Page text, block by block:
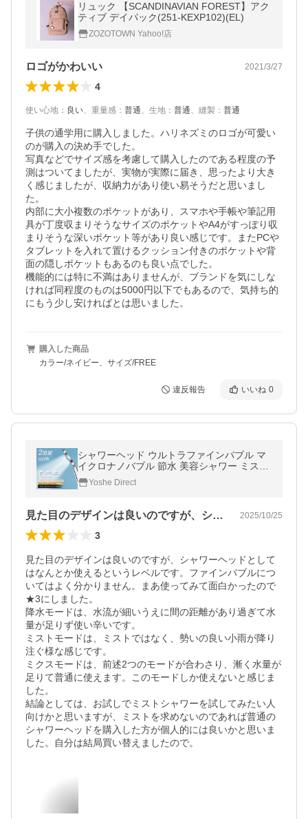
リュック 【SCANDINAVIAN FOREST】アク
ティブ デイパック(251-KEXP102)(EL)
ZOZOTOWN Yahoo!店
ロゴがかわいい 2021/3/27
4
使い心地 ： 良い、 重量感 ： 普通、 生地 ： 普通、 縫製 ： 普通
子供の通学用に購入しました。ハリネズミのロゴが可愛い
のが購入の決め手でした。
写真などでサイズ感を考慮して購入したのである程度の予
測はついてましたが、実物が実際に届き、思ったより大き
く感じましたが、収納力があり使い易そうだと思いまし
た。
内部に大小複数のポケットがあり、スマホや手帳や筆記用
具が丁度収まりそうなサイズのポケットやA4がすっぽり収
まりそうな深いポケット等があり良い感じです。またPCや
タブレットを入れて置けるクッション付きのポケットや背
面の隠しポケットもあるのも良い点でした。
機能的には特に不満はありませんが、ブランドを気にしな
ければ同程度のものは5000円以下でもあるので、気持ち的
にもう少し安ければとは思いました。
購入した商品
カラー/ネイビー、サイズ/FREE
違反報告 いいね 0
シャワーヘッド ウルトラファインバブル マ
イクロナノバブル 節水 美容シャワー ミスト
ギフト 除去 低水圧 毛穴 保湿美肌 汚れ
Yoshe Direct
見た目のデザインは良いのですが、シャワ… 2025/10/25
3
見た目のデザインは良いのですが、シャワーヘッドとして
はなんとか使えるというレベルです。ファインバブルにつ
いてはよく分かりません。まあ使ってみて面白かったので
★3にしました。
降水モードは、水流が細いうえに間の距離があり過ぎて水
量が足りず使い辛いです。
ミストモードは、ミストではなく、勢いの良い小雨が降り
注ぐ様な感じです。
ミクスモードは、前述2つのモードが合わさり、漸く水量が
足りて普通に使えます。このモードしか使えないと感じま
した。
結論としては、お試しでミストシャワーを試してみたい人
向けかと思いますが、ミストを求めないのであれば普通の
シャワーヘッドを購入した方が個人的には良いかと思いま
した。自分は結局買い替えましたので。